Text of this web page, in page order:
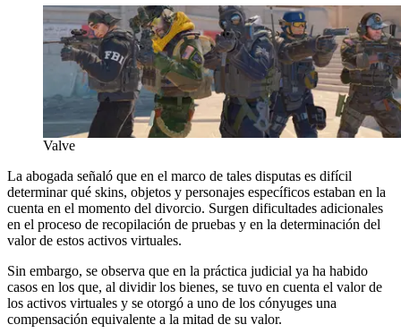
Valve
La abogada señaló que en el marco de tales disputas es difícil
determinar qué skins, objetos y personajes específicos estaban en la
cuenta en el momento del divorcio. Surgen dificultades adicionales
en el proceso de recopilación de pruebas y en la determinación del
valor de estos activos virtuales.
Sin embargo, se observa que en la práctica judicial ya ha habido
casos en los que, al dividir los bienes, se tuvo en cuenta el valor de
los activos virtuales y se otorgó a uno de los cónyuges una
compensación equivalente a la mitad de su valor.